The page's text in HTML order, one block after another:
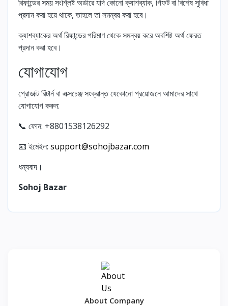
রিফান্ডের সময় সংশ্লিষ্ট অর্ডারে যদি কোনো ক্যাশব্যাক, গিফট বা বিশেষ সুবিধা
প্রদান করা হয়ে থাকে, তাহলে তা সমন্বয় করা হবে।
ক্যাশব্যাকের অর্থ রিফান্ডের পরিমাণ থেকে সমন্বয় করে অবশিষ্ট অর্থ ফেরত
প্রদান করা হবে।
যোগাযোগ
প্রোডাক্ট রিটার্ন বা এক্সচেঞ্জ সংক্রান্ত যেকোনো প্রয়োজনে আমাদের সাথে
যোগাযোগ করুন:
📞 ফোন: +8801538126292
📧 ইমেইল: support@sohojbazar.com
ধন্যবাদ।
Sohoj Bazar
About Company